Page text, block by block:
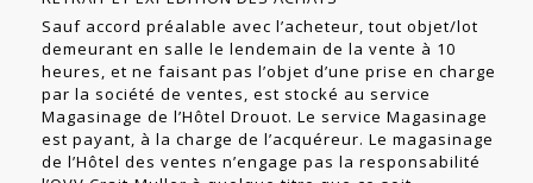
Sauf accord préalable avec l’acheteur, tout objet/lot
demeurant en salle le lendemain de la vente à 10
heures, et ne faisant pas l’objet d’une prise en charge
par la société de ventes, est stocké au service
Magasinage de l’Hôtel Drouot. Le service Magasinage
est payant, à la charge de l’acquéreur. Le magasinage
de l’Hôtel des ventes n’engage pas la responsabilité